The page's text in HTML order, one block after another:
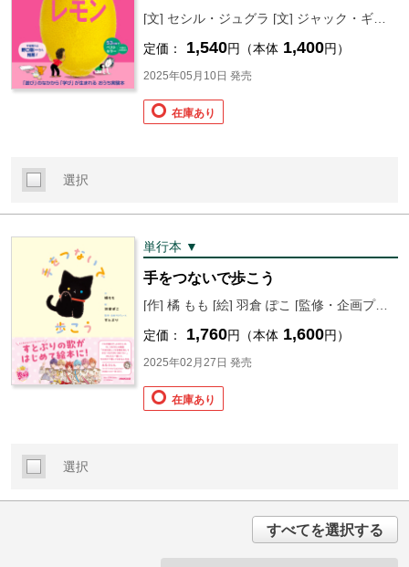
定価： 1,540円（本体 1,400円）
2025年05月10日 発売
在庫あり
選択
単行本 ▼
手をつないで歩こう
[作] 橘 もも [絵] 羽倉 ぽこ [監修・企画プロデュース] すとぷり(莉犬/るぅと/ころん/さとみ/ジェル/ななもり。) [協力] STPR Books
定価： 1,760円（本体 1,600円）
2025年02月27日 発売
在庫あり
選択
すべてを選択する